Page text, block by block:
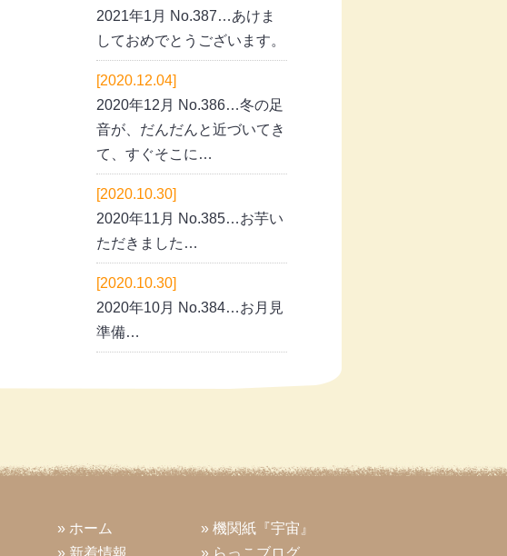
2021年1月 No.387…あけま
しておめでとうございます。
[2020.12.04]
2020年12月 No.386…冬の足
音が、だんだんと近づいてき
て、すぐそこに…
[2020.10.30]
2020年11月 No.385…お芋い
ただきました…
[2020.10.30]
2020年10月 No.384…お月見
準備…
» ホーム
» 新着情報
» 機関紙『宇宙』
» らっこブログ